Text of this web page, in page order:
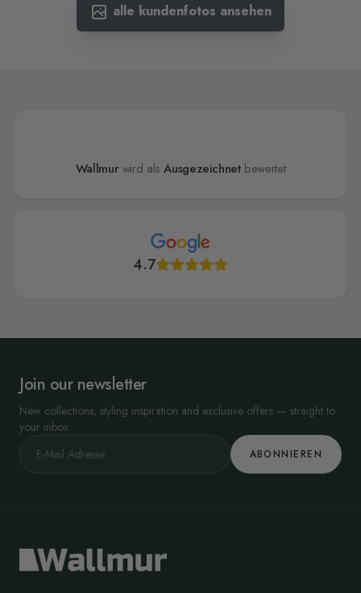
alle kundenfotos ansehen
Wallmur wird alsAusgezeichnetbewertet
4.7
Join our newsletter
New collections, styling inspiration and exclusive offers — straight to
your inbox.
ABONNIEREN